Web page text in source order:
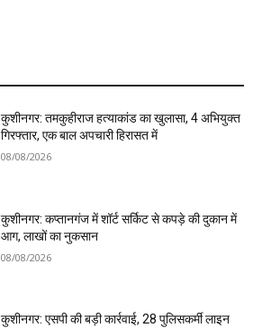
कुशीनगर: तमकुहीराज हत्याकांड का खुलासा, 4 अभियुक्त
गिरफ्तार, एक बाल अपचारी हिरासत में
08/08/2026
कुशीनगर: कप्तानगंज में शॉर्ट सर्किट से कपड़े की दुकान में
आग, लाखों का नुकसान
08/08/2026
कुशीनगर: एसपी की बड़ी कार्रवाई, 28 पुलिसकर्मी लाइन